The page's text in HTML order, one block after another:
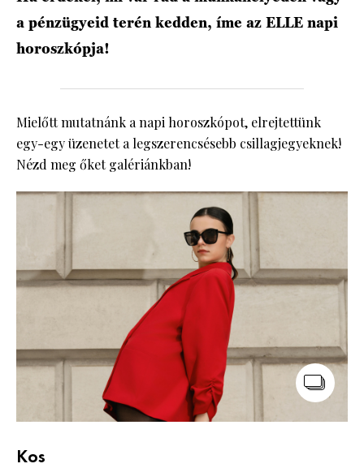
a pénzügyeid terén kedden, íme az ELLE napi
horoszkópja!
Mielőtt mutatnánk a napi horoszkópot, elrejtettünk
egy-egy üzenetet a legszerencsésebb csillagjegyeknek!
Nézd meg őket galériánkban!
Kos